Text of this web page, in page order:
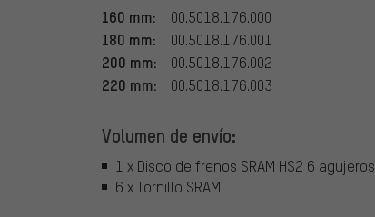
160 mm: 00.5018.176.000
180 mm: 00.5018.176.001
200 mm: 00.5018.176.002
220 mm: 00.5018.176.003
Volumen de envío:
1 x Disco de frenos SRAM HS2 6 agujeros
6 x Tornillo SRAM